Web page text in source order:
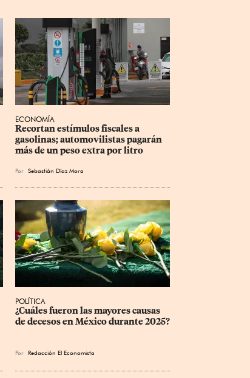
ECONOMÍA
Recortan estímulos fiscales a
gasolinas; automovilistas pagarán
más de un peso extra por litro
Por Sebastián Díaz Mora
POLÍTICA
¿Cuáles fueron las mayores causas
de decesos en México durante 2025?
Por Redacción El Economista